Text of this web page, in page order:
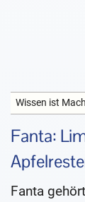
Wissen ist
Fanta:
Fanta